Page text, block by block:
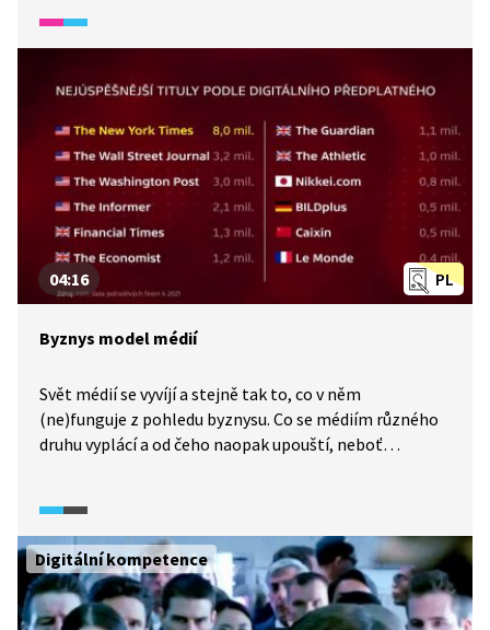
PL
04:16
Byznys model médií
Svět médií se vyvíjí a stejně tak to, co v něm
(ne)funguje z pohledu byznysu. Co se médiím různého
druhu vyplácí a od čeho naopak upouští, neboť
na internetu.
Digitální kompetence